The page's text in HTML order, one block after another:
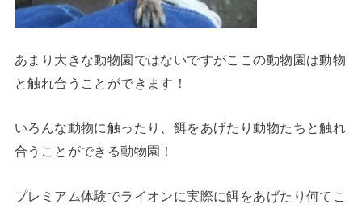
あまり大きな動物園ではないですがここの動物園は動物
と触れ合うことができます！
いろんな動物に触ったり、餌をあげたり動物たちと触れ
合うことができる動物園！
プレミアム体験でライオンに実際に餌をあげたり何てこ